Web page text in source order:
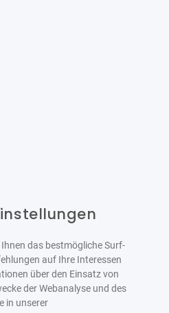
das bestmögliche Surf-
auf Ihre Interessen
über den Einsatz von
der Webanalyse und des
in unserer